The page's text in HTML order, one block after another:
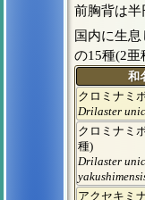
前胸背は半
国内に生
の15種(2亜
和
クロミナミ
Drilaster
クロミナミ
種)
Drilaster
アクセキミ